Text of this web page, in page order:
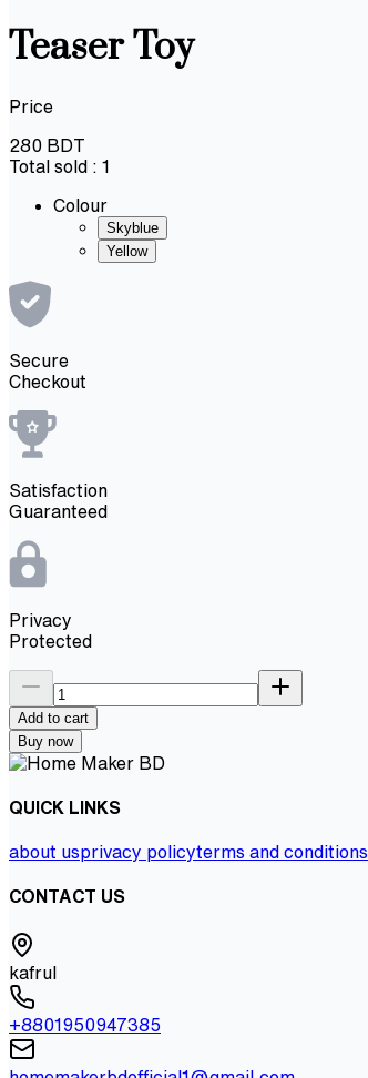
Teaser Toy
Price
280 BDT
Total sold : 1
Colour
Skyblue
Yellow
Secure
Checkout
Satisfaction
Guaranteed
Privacy
Protected
Add to cart
Buy now
QUICK LINKS
about usprivacy policyterms and conditions
CONTACT US
kafrul
+8801950947385